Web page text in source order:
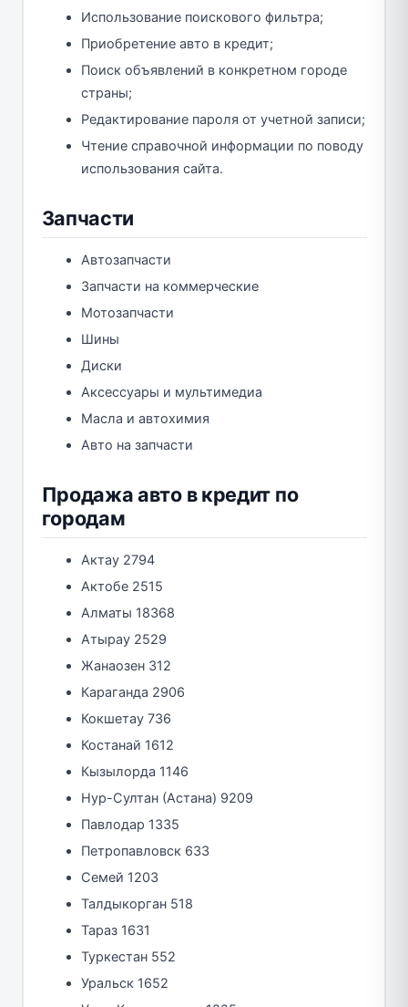
Использование поискового фильтра;
Приобретение авто в кредит;
Поиск объявлений в конкретном городе
страны;
Редактирование пароля от учетной записи;
Чтение справочной информации по поводу
использования сайта.
Запчасти
Автозапчасти
Запчасти на коммерческие
Мотозапчасти
Шины
Диски
Аксессуары и мультимедиа
Масла и автохимия
Авто на запчасти
Продажа авто в кредит по
городам
Актау 2794
Актобе 2515
Алматы 18368
Атырау 2529
Жанаозен 312
Караганда 2906
Кокшетау 736
Костанай 1612
Кызылорда 1146
Нур-Султан (Астана) 9209
Павлодар 1335
Петропавловск 633
Семей 1203
Талдыкорган 518
Тараз 1631
Туркестан 552
Уральск 1652